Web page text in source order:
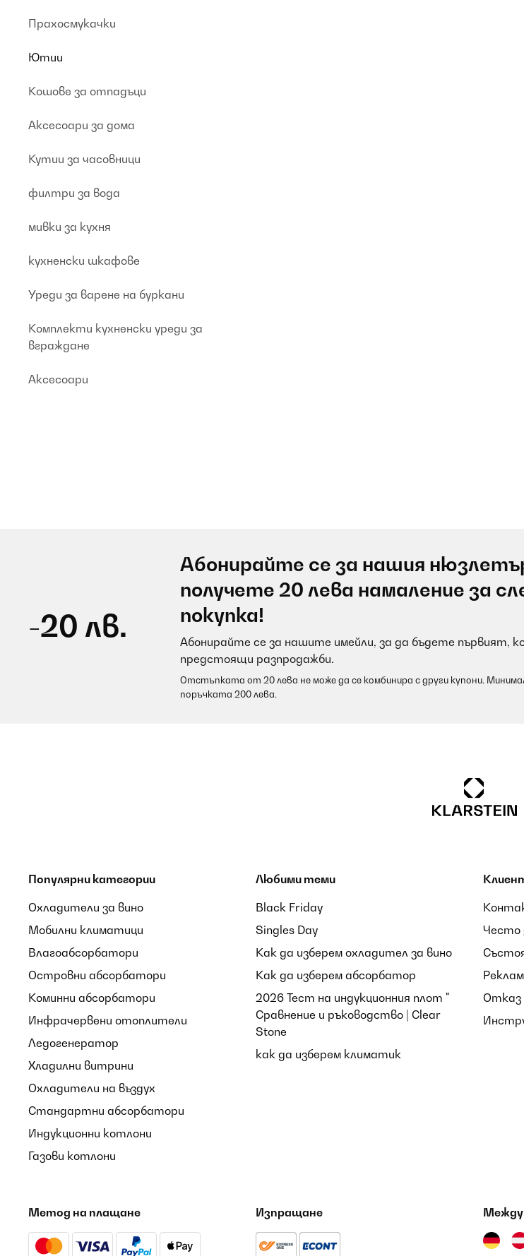
Прахосмукачки
Ютии
Кошове за отпадъци
Аксесоари за дома
Кутии за часовници
филтри за вода
мивки за кухня
кухненски шкафове
Уреди за варене на буркани
Комплекти кухненски уреди за
вграждане
Аксесоари
-20 лв.
Абонирайте се за нашия
получете 20 лева намаление за
покупка!
Абонирайте се за нашите имейли, за да бъдете първият,
предстоящи разпродажби.
Отстъпката от 20 лева не може да се комбинира с други купони.
поръчката 200 лева.
Популярни категории
Охладители за вино
Мобилни климатици
Влагоабсорбатори
Островни абсорбатори
Коминни абсорбатори
Инфрачервени отоплители
Ледогенератор
Хладилни витрини
Охладители на въздух
Стандартни абсорбатори
Индукционни котлони
Газови котлони
Любими теми
Black Friday
Singles Day
Как да изберем охладител за вино
Как да изберем абсорбатор
2026 Тест на индукционния плот "
Сравнение и ръководство | Clear
Stone
как да изберем климатик
Често
Отказ
Метод на плащане Изпращане